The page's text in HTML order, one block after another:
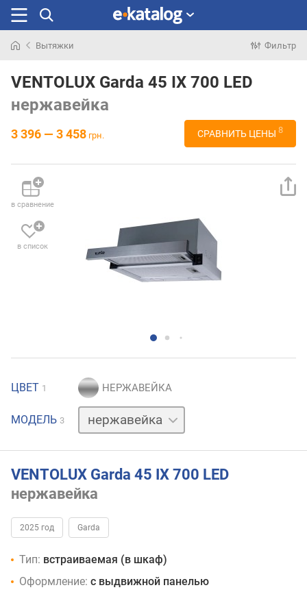
раньше
Вытяжки Фильтр
VENTOLUX Garda 45 IX 700 LED
нержавейка
3 396 — 3 458 грн. СРАВНИТЬ ЦЕНЫ 8
в сравнение
в список
ЦВЕТ 1
МОДЕЛЬ 3
белый
черный
VENTOLUX Garda 45 IX 700 LED
нержавейка
2025 год Garda
Тип: встраиваемая (в шкаф)
Оформление: с выдвижной панелью